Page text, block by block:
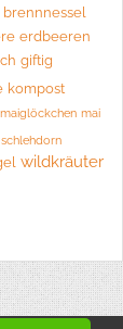
brennnessel
erdbeeren
giftig
kompost
maiglöckchen mai
schlehdorn
wildkräuter